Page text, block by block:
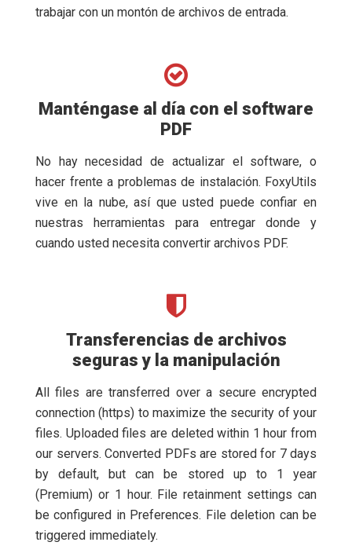
trabajar con un montón de archivos de entrada.
Manténgase al día con el software
PDF
No hay necesidad de actualizar el software, o
hacer frente a problemas de instalación. FoxyUtils
vive en la nube, así que usted puede confiar en
nuestras herramientas para entregar donde y
cuando usted necesita convertir archivos PDF.
Transferencias de archivos
seguras y la manipulación
All files are transferred over a secure encrypted
connection (https) to maximize the security of your
files. Uploaded files are deleted within 1 hour from
our servers. Converted PDFs are stored for 7 days
by default, but can be stored up to 1 year
(Premium) or 1 hour. File retainment settings can
be configured in Preferences. File deletion can be
triggered immediately.